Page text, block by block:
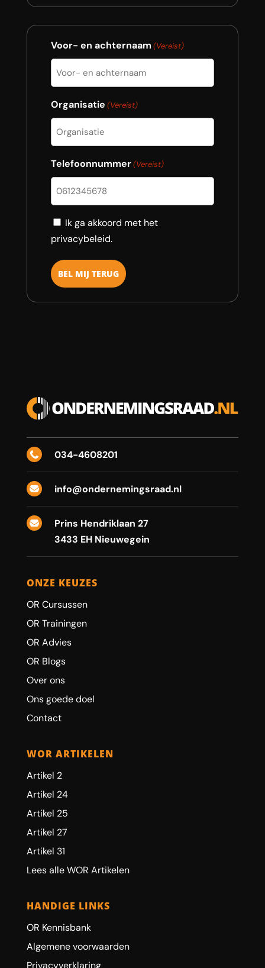
Voor- en achternaam (Vereist)
Organisatie (Vereist)
Telefoonnummer(Vereist)
Consent
Ik ga akkoord met het
privacybeleid.
 034-4608201
 info@ondernemingsraad.nl

Prins Hendriklaan 27
3433 EH Nieuwegein
ONZE KEUZES
OR Cursussen
OR Trainingen
OR Advies
OR Blogs
Over ons
Ons goede doel
Contact
WOR ARTIKELEN
Artikel 2
Artikel 24
Artikel 25
Artikel 27
Artikel 31
Lees alle WOR Artikelen
HANDIGE LINKS
OR Kennisbank
Algemene voorwaarden